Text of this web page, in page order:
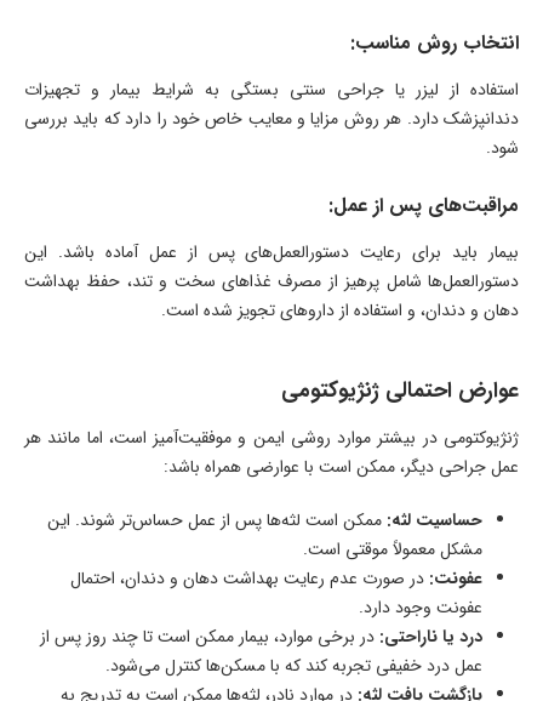
انتخاب روش مناسب:
استفاده از لیزر یا جراحی سنتی بستگی به شرایط بیمار و تجهیزات
دندانپزشک دارد. هر روش مزایا و معایب خاص خود را دارد که باید بررسی
شود.
مراقبت‌های پس از عمل:
بیمار باید برای رعایت دستورالعمل‌های پس از عمل آماده باشد. این
دستورالعمل‌ها شامل پرهیز از مصرف غذاهای سخت و تند، حفظ بهداشت
دهان و دندان، و استفاده از داروهای تجویز شده است.
عوارض احتمالی ژنژیوکتومی
ژنژیوکتومی در بیشتر موارد روشی ایمن و موفقیت‌آمیز است، اما مانند هر
عمل جراحی دیگر، ممکن است با عوارضی همراه باشد:
حساسیت لثه: ممکن است لثه‌ها پس از عمل حساس‌تر شوند. این
مشکل معمولاً موقتی است.
عفونت: در صورت عدم رعایت بهداشت دهان و دندان، احتمال
عفونت وجود دارد.
درد یا ناراحتی: در برخی موارد، بیمار ممکن است تا چند روز پس از
عمل درد خفیفی تجربه کند که با مسکن‌ها کنترل می‌شود.
بازگشت بافت لثه: در موارد نادر، لثه‌ها ممکن است به تدریج به